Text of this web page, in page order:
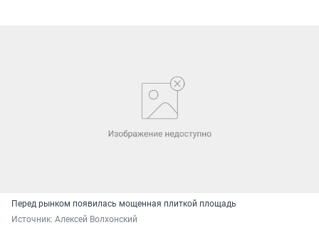
Перед рынком появилась мощенная плиткой площадь
Источник: Алексей Волхонский